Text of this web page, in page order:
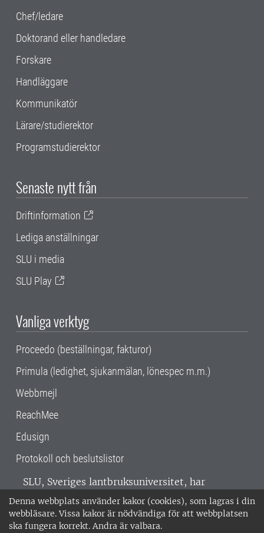
Denna webbplats använder kakor (cookies), som lagras i din
webbläsare. Vissa kakor är nödvändiga för att webbplatsen
ska fungera korrekt. Andra är valbara.
Chef/ledare
Doktorand eller handledare
Forskare
Handläggare
Kommunikatör
Lärare/studierektor
Programstudierektor
Senaste nytt från
Driftinformation
Lediga anställningar
SLU i media
SLU Play
Vanliga verktyg
Proceedo (beställningar, fakturor)
Primula (ledighet, sjukanmälan, lönespec m.m.)
Webbmejl
ReachMee
Edusign
Protokoll och beslutslistor
SLU, Sveriges lantbruksuniversitet, har
verksamhet över hela Sverige. Huvudorter är
Alnarp, Uppsala och Umeå.SLU är
miljöcertifierat enligt ISO 14001. •